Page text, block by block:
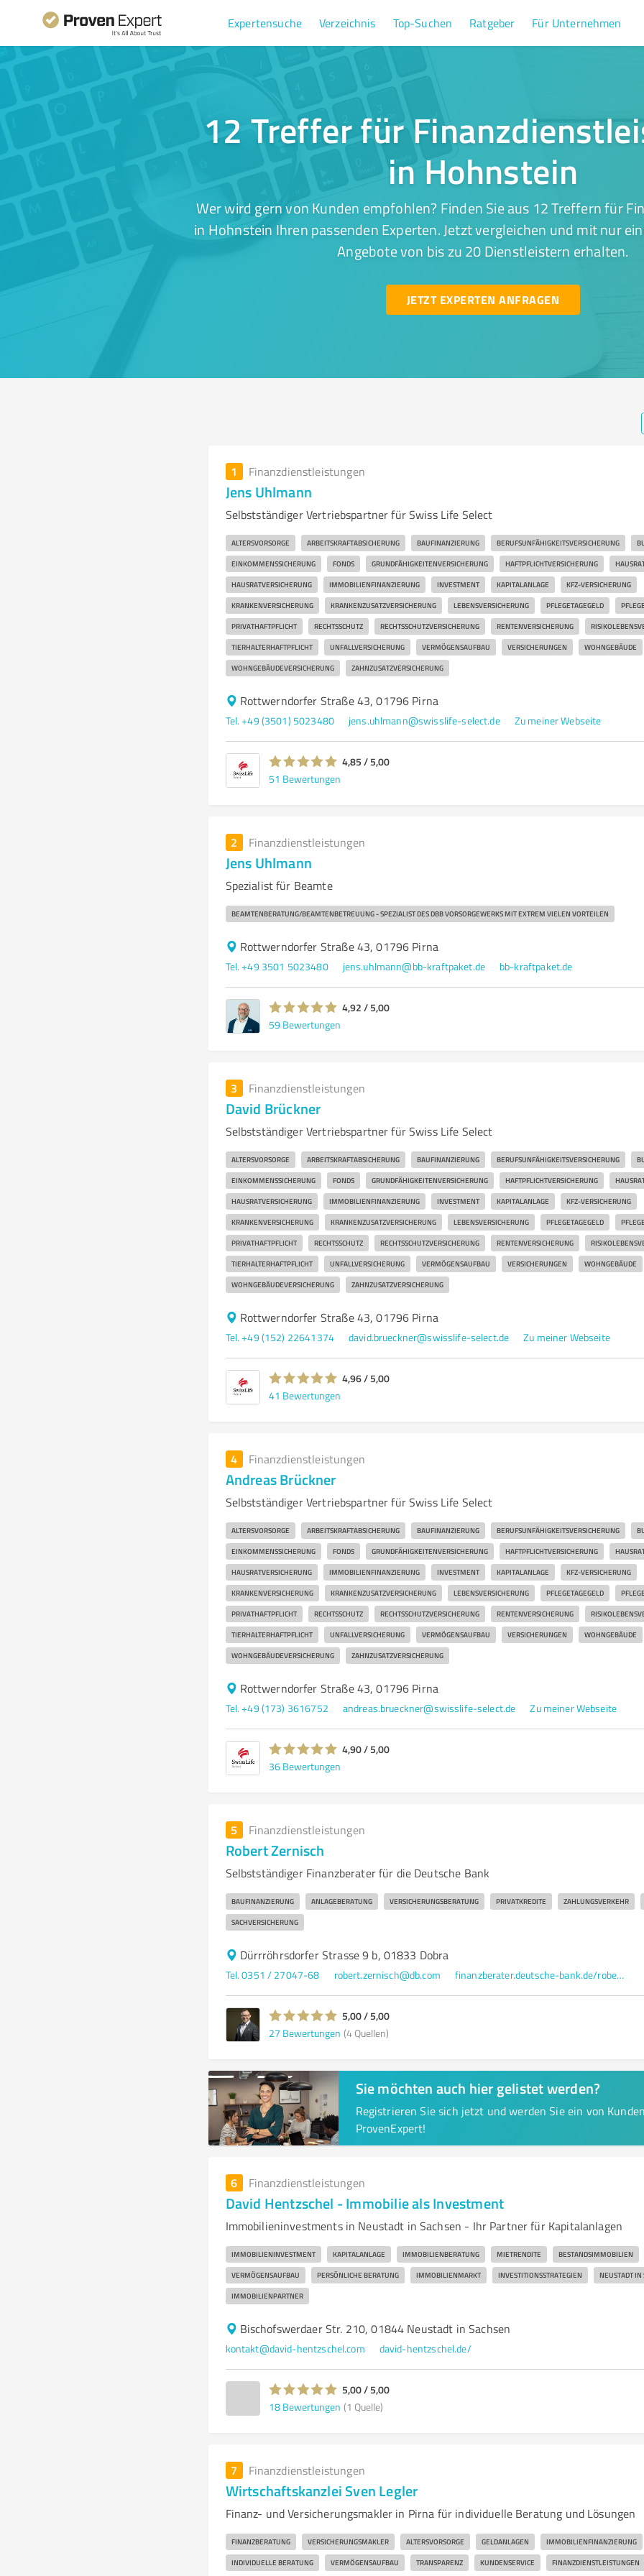
Expertensuche Verzeichnis Top-Suchen Ratgeber Für Unternehmen
12 Treffer für
in Hohnstein
Wer wird gern von Kunden empfohlen? Finden Sie aus 12 Treffern für
in Hohnstein Ihren passenden Experten. Jetzt vergleichen und mit nur
Angebote von bis zu 20 Dienstleistern erhalten.
JETZT EXPERTEN ANFRAGEN
1 Finanzdienstleistungen
Jens Uhlmann
Selbstständiger Vertriebspartner für Swiss Life Select
ALTERSVORSORGE ARBEITSKRAFTABSICHERUNG BAUFINANZIERUNG BERUFSUNFÄHIGKEITSVERSICHERUNG
EINKOMMENSSICHERUNG FONDS GRUNDFÄHIGKEITENVERSICHERUNG HAFTPFLICHTVERSICHERUNG
HAUSRATVERSICHERUNG IMMOBILIENFINANZIERUNG INVESTMENT KAPITALANLAGE KFZ-VERSICHERUNG
KRANKENVERSICHERUNG KRANKENZUSATZVERSICHERUNG LEBENSVERSICHERUNG PFLEGETAGEGELD
PRIVATHAFTPFLICHT RECHTSSCHUTZ RECHTSSCHUTZVERSICHERUNG RENTENVERSICHERUNG
TIERHALTERHAFTPFLICHT UNFALLVERSICHERUNG VERMÖGENSAUFBAU VERSICHERUNGEN WOHNGEBÄUDE
WOHNGEBÄUDEVERSICHERUNG ZAHNZUSATZVERSICHERUNG
Rottwerndorfer Straße 43, 01796 Pirna
Tel. +49 (3501) 5023480 jens.uhlmann@swisslife-select.de Zu meiner Webseite
4,85 / 5,00
51 Bewertungen
2 Finanzdienstleistungen
Jens Uhlmann
Spezialist für Beamte
BEAMTENBERATUNG/BEAMTENBETREUUNG - SPEZIALIST DES DBB VORSORGEWERKS MIT EXTREM VIELEN VORTEILEN
Rottwerndorfer Straße 43, 01796 Pirna
Tel. +49 3501 5023480 jens.uhlmann@bb-kraftpaket.de bb-kraftpaket.de
4,92 / 5,00
59 Bewertungen
3 Finanzdienstleistungen
David Brückner
Selbstständiger Vertriebspartner für Swiss Life Select
ALTERSVORSORGE ARBEITSKRAFTABSICHERUNG BAUFINANZIERUNG BERUFSUNFÄHIGKEITSVERSICHERUNG
EINKOMMENSSICHERUNG FONDS GRUNDFÄHIGKEITENVERSICHERUNG HAFTPFLICHTVERSICHERUNG
HAUSRATVERSICHERUNG IMMOBILIENFINANZIERUNG INVESTMENT KAPITALANLAGE KFZ-VERSICHERUNG
KRANKENVERSICHERUNG KRANKENZUSATZVERSICHERUNG LEBENSVERSICHERUNG PFLEGETAGEGELD
PRIVATHAFTPFLICHT RECHTSSCHUTZ RECHTSSCHUTZVERSICHERUNG RENTENVERSICHERUNG
TIERHALTERHAFTPFLICHT UNFALLVERSICHERUNG VERMÖGENSAUFBAU VERSICHERUNGEN WOHNGEBÄUDE
WOHNGEBÄUDEVERSICHERUNG ZAHNZUSATZVERSICHERUNG
Rottwerndorfer Straße 43, 01796 Pirna
Tel. +49 (152) 22641374 david.brueckner@swisslife-select.de Zu meiner Webseite
4,96 / 5,00
41 Bewertungen
4 Finanzdienstleistungen
Andreas Brückner
Selbstständiger Vertriebspartner für Swiss Life Select
ALTERSVORSORGE ARBEITSKRAFTABSICHERUNG BAUFINANZIERUNG BERUFSUNFÄHIGKEITSVERSICHERUNG
EINKOMMENSSICHERUNG FONDS GRUNDFÄHIGKEITENVERSICHERUNG HAFTPFLICHTVERSICHERUNG
HAUSRATVERSICHERUNG IMMOBILIENFINANZIERUNG INVESTMENT KAPITALANLAGE KFZ-VERSICHERUNG
KRANKENVERSICHERUNG KRANKENZUSATZVERSICHERUNG LEBENSVERSICHERUNG PFLEGETAGEGELD
PRIVATHAFTPFLICHT RECHTSSCHUTZ RECHTSSCHUTZVERSICHERUNG RENTENVERSICHERUNG
TIERHALTERHAFTPFLICHT UNFALLVERSICHERUNG VERMÖGENSAUFBAU VERSICHERUNGEN WOHNGEBÄUDE
WOHNGEBÄUDEVERSICHERUNG ZAHNZUSATZVERSICHERUNG
Rottwerndorfer Straße 43, 01796 Pirna
Tel. +49 (173) 3616752 andreas.brueckner@swisslife-select.de Zu meiner Webseite
4,90 / 5,00
36 Bewertungen
5 Finanzdienstleistungen
Robert Zernisch
Selbstständiger Finanzberater für die Deutsche Bank
BAUFINANZIERUNG ANLAGEBERATUNG VERSICHERUNGSBERATUNG PRIVATKREDITE ZAHLUNGSVERKEHR
SACHVERSICHERUNG
Dürrröhrsdorfer Strasse 9 b, 01833 Dobra
Tel. 0351 / 27047-68 robert.zernisch@db.com finanzberater.deutsche-bank.de/robert.zernisch.html
5,00 / 5,00
27 Bewertungen (4 Quellen)
Sie möchten auch hier gelistet werden?
Registrieren Sie sich jetzt und werden Sie ein von
ProvenExpert!
6 Finanzdienstleistungen
David Hentzschel - Immobilie als Investment
Immobilieninvestments in Neustadt in Sachsen - Ihr Partner für Kapitalanlagen
IMMOBILIENINVESTMENT KAPITALANLAGE IMMOBILIENBERATUNG MIETRENDITE BESTANDSIMMOBILIEN
VERMÖGENSAUFBAU PERSÖNLICHE BERATUNG IMMOBILIENMARKT INVESTITIONSSTRATEGIEN NEUSTADT IN
IMMOBILIENPARTNER
Bischofswerdaer Str. 210, 01844 Neustadt in Sachsen
kontakt@david-hentzschel.com david-hentzschel.de/
5,00 / 5,00
18 Bewertungen (1 Quelle)
7 Finanzdienstleistungen
Wirtschaftskanzlei Sven Legler
Finanz- und Versicherungsmakler in Pirna für individuelle Beratung und Lösungen
FINANZBERATUNG VERSICHERUNGSMAKLER ALTERSVORSORGE GELDANLAGEN IMMOBILIENFINANZIERUNG
INDIVIDUELLE BERATUNG VERMÖGENSAUFBAU TRANSPARENZ KUNDENSERVICE FINANZDIENSTLEISTUNGEN